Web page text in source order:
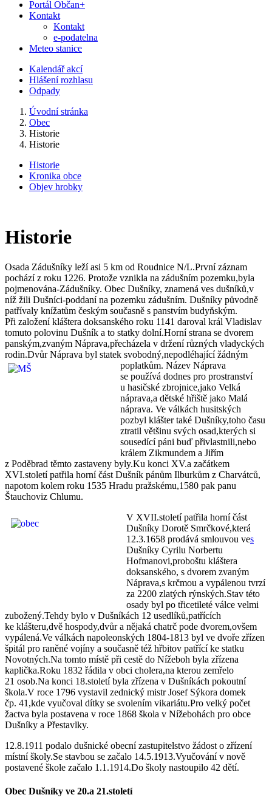
Portál Občan+
Kontakt
Kontakt
e-podatelna
Meteo stanice
Kalendář akcí
Hlášení rozhlasu
Odpady
Úvodní stránka
Obec
Historie
Historie
Historie
Kronika obce
Objev hrobky
Historie
Osada Zádušníky leží asi 5 km od Roudnice N/L.První záznam
pochází z roku 1226. Protože vznikla na zádušním pozemku,byla
pojmenována-Zádušníky. Obec Dušníky, znamená ves dušníků,v
níž žili Dušníci-poddaní na pozemku zádušním. Dušníky původně
patřívaly knížatům českým současně s panstvím budyňským.
Při založení kláštera doksanského roku 1141 daroval král Vladislav
tomuto polovinu Dušník a to statky dolní.Horní strana se dvorem
panským,zvaným Náprava,přecházela v držení různých vladyckých
rodin.Dvůr Náprava byl statek svobodný,nepodléhající žádným
poplatkům. Název Náprava
se používá dodnes pro prostranství
u hasičské zbrojnice,jako Velká
náprava,a dětské hřiště jako Malá
náprava. Ve válkách husitských
pozbyl klášter také Dušníky,toho času
ztratil většinu svých osad,kterých si
sousedící páni buď přivlastnili,nebo
králem Zikmundem a Jiřím
z Poděbrad těmto zastaveny byly.Ku konci XV.a začátkem
XVI.století patřila horní část Dušník pánům Ilburkům z Charvátců,
napotom kolem roku 1535 Hradu pražskému,1580 pak panu
Štauchoviz Chlumu.
V XVII.století patřila horní část
Dušníky Dorotě Smrčkové,která
12.3.1658 prodává smlouvou ves
Dušníky Cyrilu Norbertu
Hofmanovi,proboštu kláštera
doksanského, s dvorem zvaným
Náprava,s krčmou a vypálenou tvrzí
za 2200 zlatých rýnských.Stav této
osady byl po třicetileté válce velmi
zubožený.Tehdy bylo v Dušníkách 12 usedlíků,patřících
ke klášteru,dvě hospody,dvůr a nějaká chatrč pode dvorem,ovšem
vypálená.Ve válkách napoleonských 1804-1813 byl ve dvoře zřízen
špitál pro raněné vojíny a současně též hřbitov patřící ke statku
Novotných.Na tomto místě při cestě do Nížeboh byla zřízena
kaplička.Roku 1832 řádila v obci cholera,na kterou zemřelo
21 osob.Na konci 18.století byla zřízena v Dušníkách pokoutní
škola.V roce 1796 vystavil zednický mistr Josef Sýkora domek
čp. 41,kde vyučoval dítky se svolením vikariátu.Pro velký počet
žactva byla postavena v roce 1868 škola v Nížebohách pro obce
Dušníky a Přestavlky.
12.8.1911 podalo dušnické obecní zastupitelstvo žádost o zřízení
místní školy.Se stavbou se začalo 14.5.1913.Vyučování v nově
postavené škole začalo 1.1.1914.Do školy nastoupilo 42 dětí.
Obec Dušníky ve 20.a 21.století